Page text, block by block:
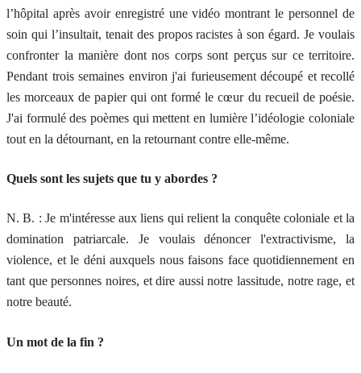
l’hôpital après avoir enregistré une vidéo montrant le personnel de
soin qui l’insultait, tenait des propos racistes à son égard. Je voulais
confronter la manière dont nos corps sont perçus sur ce territoire.
Pendant trois semaines environ j'ai furieusement découpé et recollé
les morceaux de papier qui ont formé le cœur du recueil de poésie.
J'ai formulé des poèmes qui mettent en lumière l’idéologie coloniale
tout en la détournant, en la retournant contre elle-même.
Quels sont les sujets que tu y abordes ?
N. B. : Je m'intéresse aux liens qui relient la conquête coloniale et la
domination patriarcale. Je voulais dénoncer l'extractivisme, la
violence, et le déni auxquels nous faisons face quotidiennement en
tant que personnes noires, et dire aussi notre lassitude, notre rage, et
notre beauté.
Un mot de la fin ?